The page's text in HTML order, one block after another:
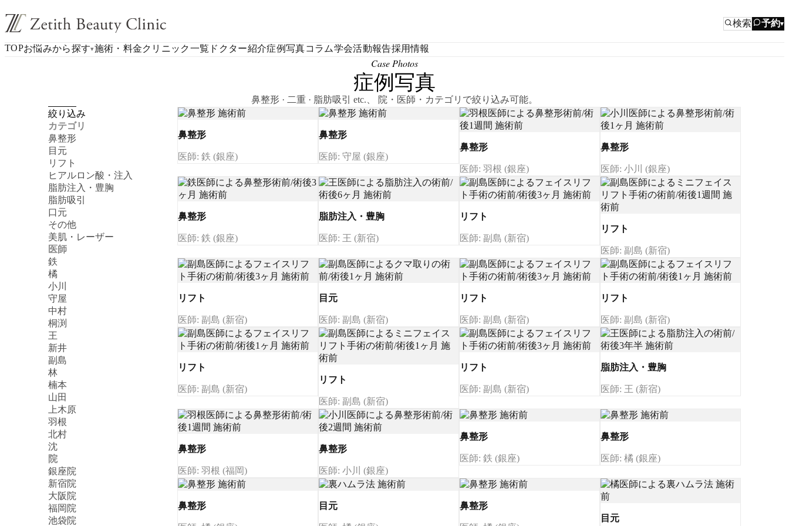
検索 予約▾
TOPお悩みから探す▾施術・料金クリニック一覧 ドクター紹介症例写真コラム学会活動報告採用情報
Case Photos
症例写真
鼻整形 · 二重 · 脂肪吸引 etc.、 院・医師・カテゴリで絞り込み可能。
絞り込み
カテゴリ
鼻整形
目元
リフト
ヒアルロン酸・注入
脂肪注入・豊胸
脂肪吸引
口元
その他
美肌・レーザー
医師
鉄
橘
小川
守屋
中村
桐渕
王
新井
副島
林
楠本
山田
上木原
羽根
北村
沈
院
銀座院
新宿院
大阪院
福岡院
池袋院
鼻整形
医師: 鉄 (銀座)
鼻整形
医師: 守屋 (銀座)
鼻整形
医師: 羽根 (銀座)
鼻整形
医師: 小川 (銀座)
鼻整形
医師: 鉄 (銀座)
脂肪注入・豊胸
医師: 王 (新宿)
リフト
医師: 副島 (新宿)
リフト
医師: 副島 (新宿)
リフト
医師: 副島 (新宿)
目元
医師: 副島 (新宿)
リフト
医師: 副島 (新宿)
リフト
医師: 副島 (新宿)
リフト
医師: 副島 (新宿)
リフト
医師: 副島 (新宿)
リフト
医師: 副島 (新宿)
脂肪注入・豊胸
医師: 王 (新宿)
鼻整形
医師: 羽根 (福岡)
鼻整形
医師: 小川 (銀座)
鼻整形
医師: 鉄 (銀座)
鼻整形
医師: 橘 (銀座)
鼻整形 目元 鼻整形
目元